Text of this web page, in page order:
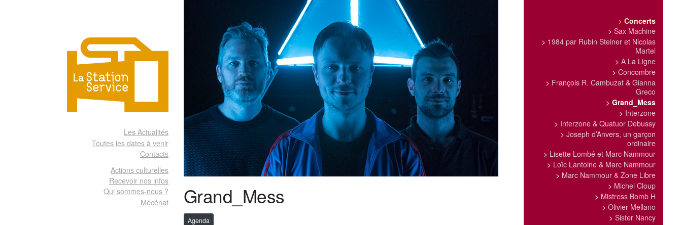
Les Actualités
Toutes les dates à venir
Contacts
Actions culturelles
Recevoir nos infos
Qui sommes-nous ?
Mécénat
Grand_Mess
Agenda
> Concerts
> Sax Machine
> 1984 par Rubin Steiner et Nicolas
Martel
> A La Ligne
> Concombre
> François R. Cambuzat & Gianna
Greco
> Grand_Mess
> Interzone
> Interzone & Quatuor Debussy
> Joseph d’Anvers, un garçon
ordinaire
> Lisette Lombé et Marc Nammour
> Loïc Lantoine & Marc Nammour
> Marc Nammour & Zone Libre
> Michel Cloup
> Mistress Bomb H
> Olivier Mellano
> Sister Nancy